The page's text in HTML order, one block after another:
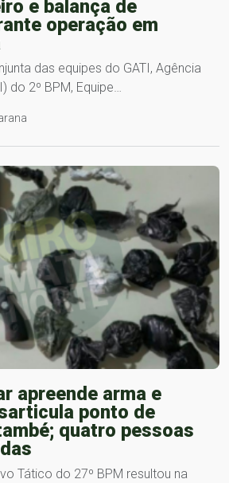
e balança de
operação em
das equipes do GATI, Agência
do 2º BPM, Equipe…
apreende arma e
ponto de
quatro pessoas
Tático do 27º BPM resultou na